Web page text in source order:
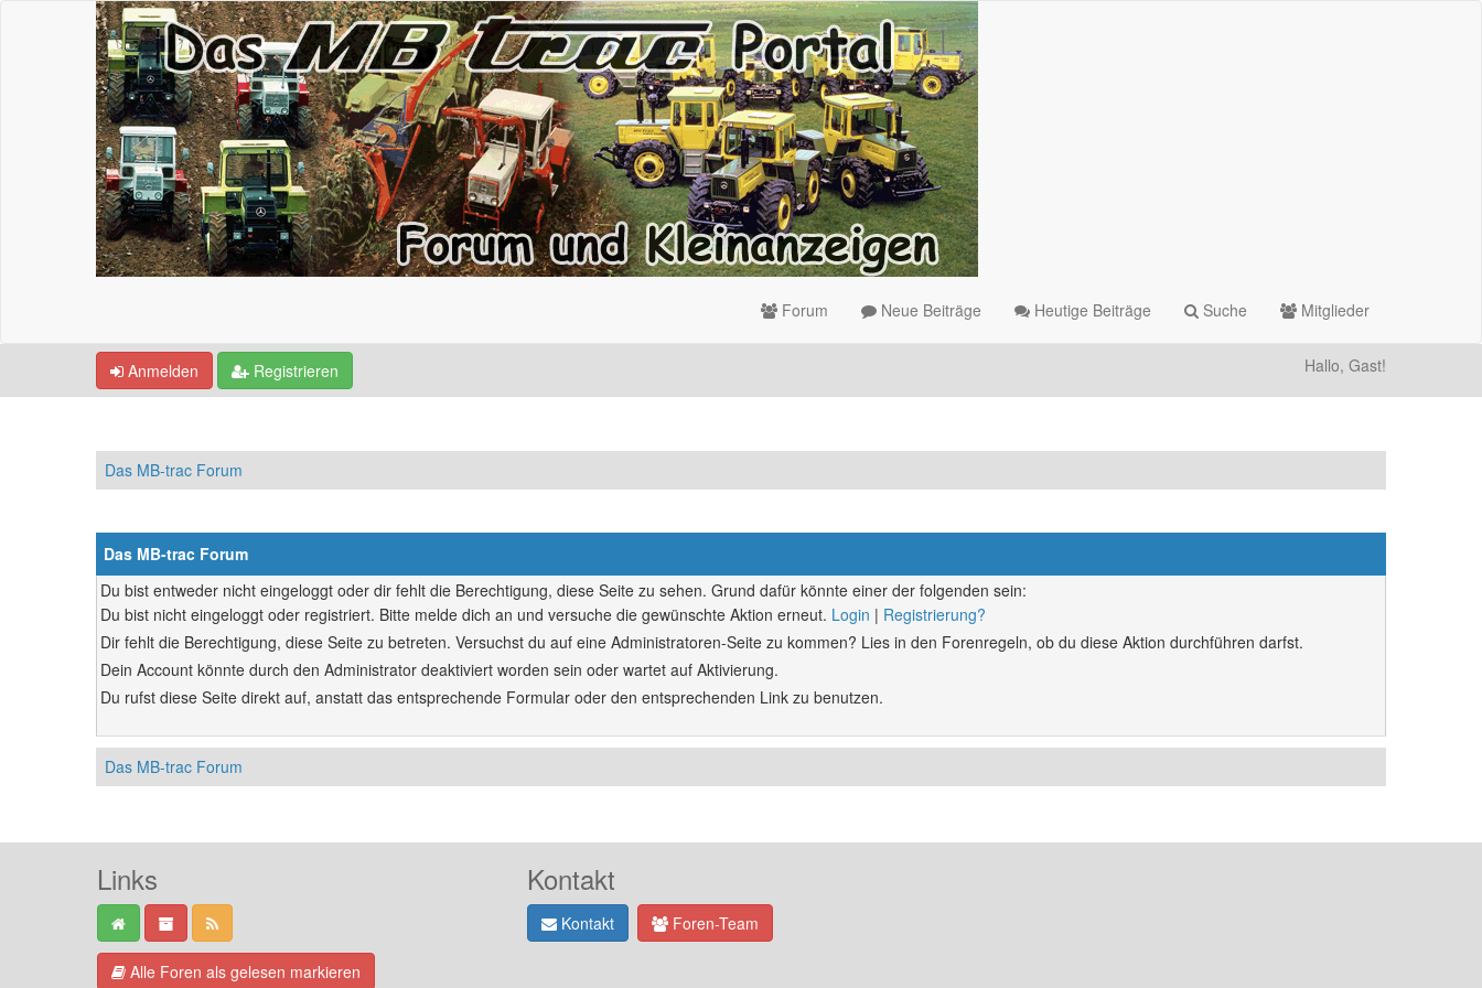
Forum Neue Beiträge Heutige Beiträge Suche Mitglieder
Anmelden Registrieren Hallo, Gast!
Das MB-trac Forum
Das MB-trac Forum
Du bist entweder nicht eingeloggt oder dir fehlt die Berechtigung, diese Seite zu sehen. Grund dafür könnte einer der folgenden sein:
Du bist nicht eingeloggt oder registriert. Bitte melde dich an und versuche die gewünschte Aktion erneut. Login | Registrierung?
Dir fehlt die Berechtigung, diese Seite zu betreten. Versuchst du auf eine Administratoren-Seite zu kommen? Lies in den Forenregeln, ob du diese Aktion durchführen darfst.
Dein Account könnte durch den Administrator deaktiviert worden sein oder wartet auf Aktivierung.
Du rufst diese Seite direkt auf, anstatt das entsprechende Formular oder den entsprechenden Link zu benutzen.
Das MB-trac Forum
Links
Alle Foren als gelesen markieren
Kontakt
Kontakt Foren-Team